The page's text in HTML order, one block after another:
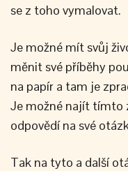
se z toho vymalovat.
Je možné mít svůj
měnit své příběhy
na papír a tam je
Je možné najít tímto
odpovědí na své
Tak na tyto a další